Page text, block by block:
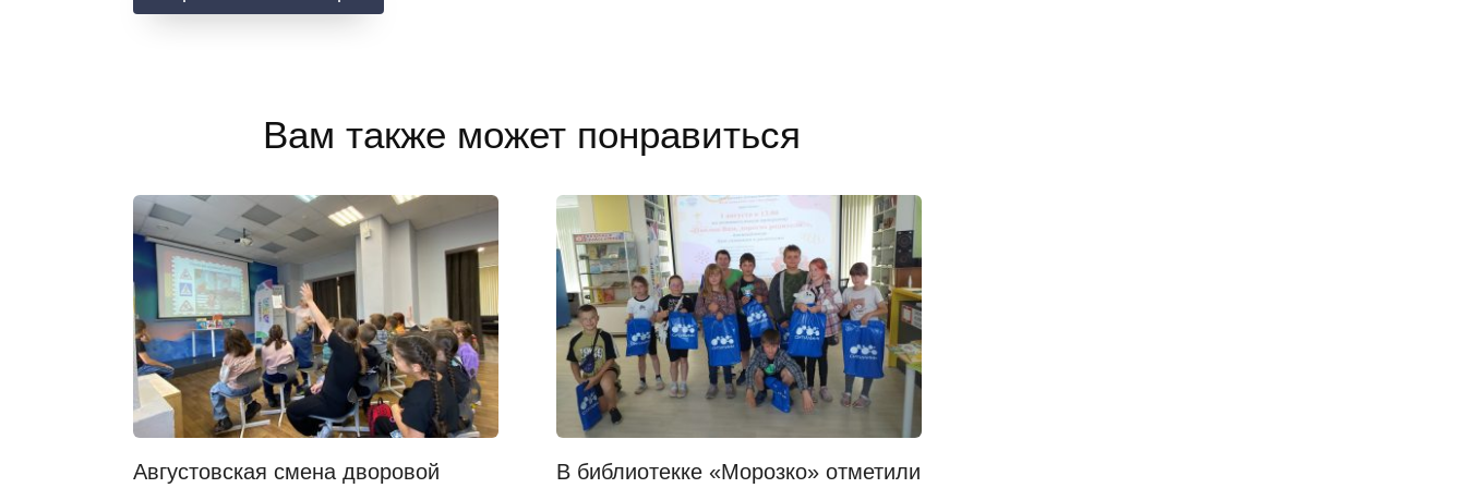
Вам также может понравиться
Августовская смена дворовой В библиотекке «Морозко» отметили